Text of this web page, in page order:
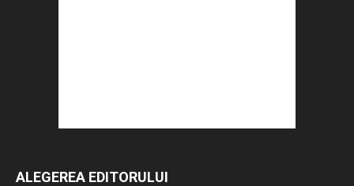
ALEGEREA EDITORULUI